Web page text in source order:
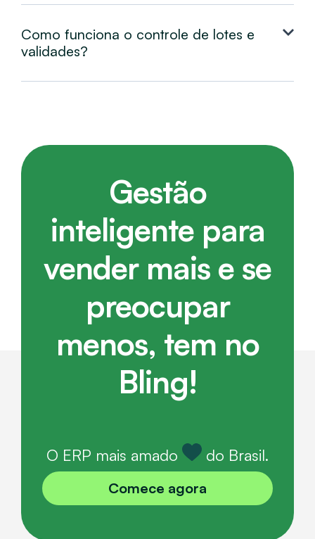
Como funciona o controle de lotes e
validades?
Gestão
inteligente para
vender mais e se
preocupar
menos, tem no
Bling!
O ERP mais amado do Brasil.
Comece agora